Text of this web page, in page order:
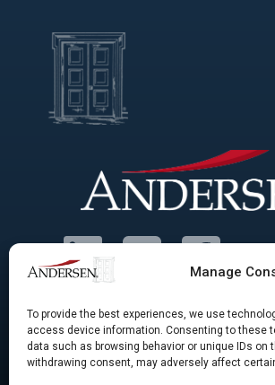
Manage
To provide the best experiences, we use
access device information. Consenting to these
data such as browsing behavior or unique IDs
withdrawing consent, may adversely affect